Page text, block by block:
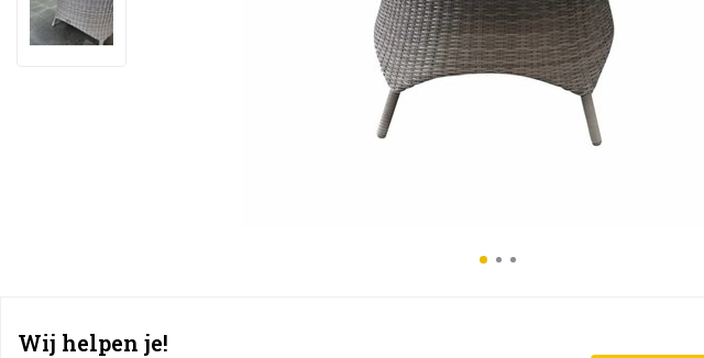
Wij helpen je!